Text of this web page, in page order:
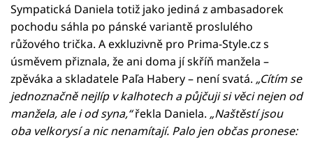
Sympatická Daniela totiž jako jediná z ambasadorek
pochodu sáhla po pánské variantě proslulého
růžového trička. A exkluzivně pro Prima-Style.cz s
úsměvem přiznala, že ani doma jí skříň manžela –
zpěváka a skladatele Paľa Habery – není svatá. „Cítím se
jednoznačně nejlíp v kalhotech a půjčuji si věci nejen od
manžela, ale i od syna,“řekla Daniela. „Naštěstí jsou
oba velkorysí a nic nenamítají. Palo jen občas pronese: